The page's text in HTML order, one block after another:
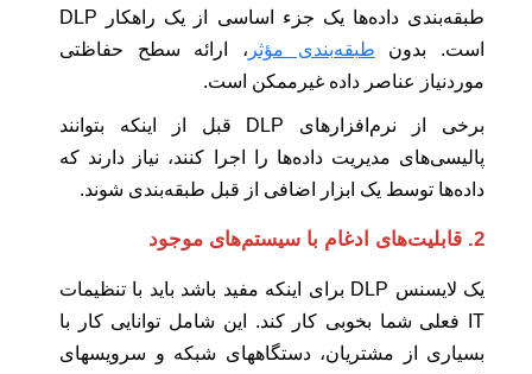
طبقه‌بندی داده‌ها یک جزء اساسی از یک راهکار DLP
است. بدون طبقه‌بندی مؤثر ، ارائه سطح حفاظتی
موردنیاز عناصر داده غیرممکن است.
برخی از نرم‌افزارهای DLP قبل از اینکه بتوانند
پالیسی‌های مدیریت داده‌ها را اجرا کنند، نیاز دارند که
داده‌ها توسط یک ابزار اضافی از قبل طبقه‌بندی شوند.
2. قابلیت‌های ادغام با سیستم‌های موجود
یک لایسنس DLP برای اینکه مفید باشد باید با تنظیمات
IT فعلی شما بخوبی کار کند. این شامل توانایی کار با
بسیاری از مشتریان، دستگاههای شبکه و سرویسهای